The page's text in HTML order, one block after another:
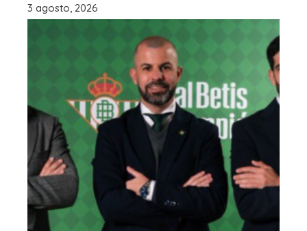
3 agosto, 2026